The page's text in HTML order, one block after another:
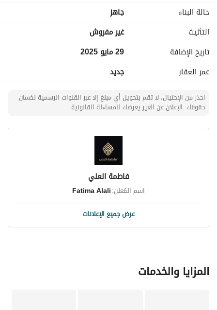
حالة البناء
جاهز
التأثيث
غير مفروش
تاريخ الإضافة
29 مايو 2025
عمر العقار
جديد
احذر من الإحتيال، لا تقم بتحويل أي مبلغ إلا عبر القنوات الرسمية لضمان
حقوقك .الإعلان عن الغير يعرضك للمساءلة القانونية.
فاطمة العلي
اسم المُعلن:Fatima Alali
عرض جميع الإعلانات
المزايا والخدمات